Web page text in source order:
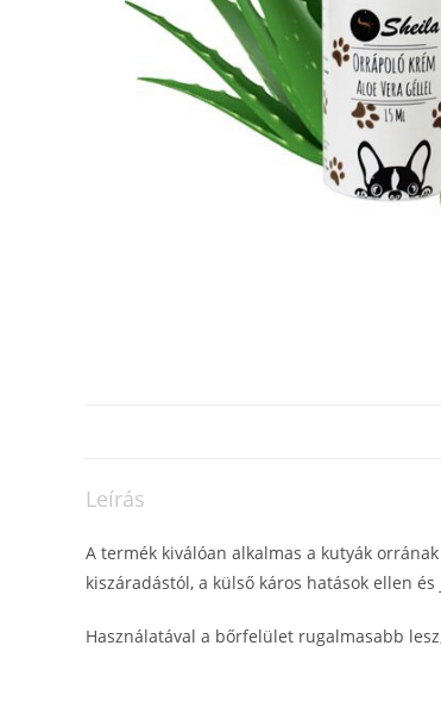
Leírás
A termék kiválóan alkalmas a kutyák
kiszáradástól, a külső káros hatások ellen
Használatával a bőrfelület rugalmasabb